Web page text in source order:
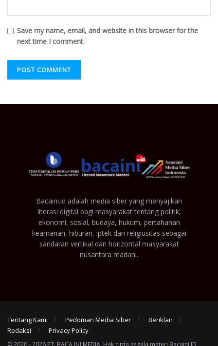
Save my name, email, and website in this browser for the
next time I comment.
Bacaini.id adalah media siber yang menyajikan
literasi digital bagi masyarakat tentang politik,
ekonomi, sosial, budaya, hukum, pertahanan
keamanan, hiburan, iptek dan religiusitas sebagai
sandaran vertikal dan horizontal masyarakat
nusantara madani.
Tentang Kami Pedoman Media Siber
Beriklan
Redaksi
Privacy Policy
© 2020 - 2026 PT. BACA INI MEDIA. Hak cipta segala materi Bacaini.ID